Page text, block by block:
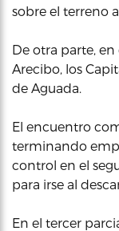
sobre el terreno
De otra parte,
Arecibo, los
de Aguada.
El encuentro
terminando
control en el
para irse al
En el tercer